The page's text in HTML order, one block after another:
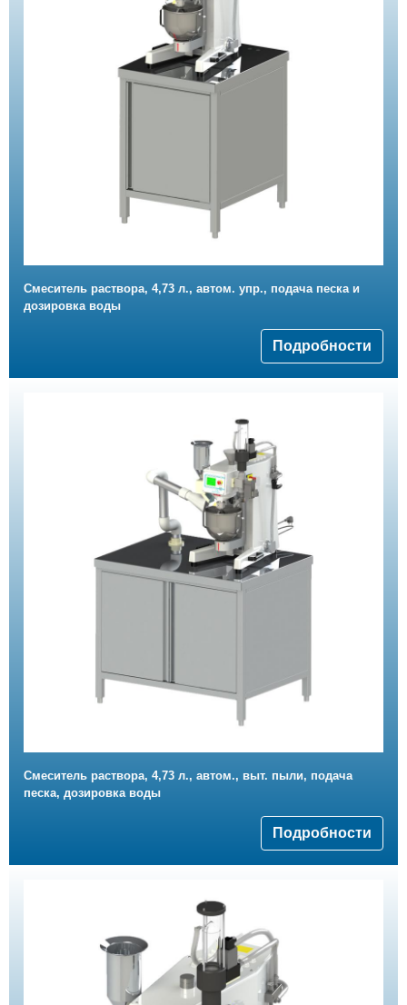
Смеситель раствора, 4,73 л., автом. упр., подача песка и
дозировка воды
Подробности
Смеситель раствора, 4,73 л., автом., выт. пыли, подача
песка, дозировка воды
Подробности